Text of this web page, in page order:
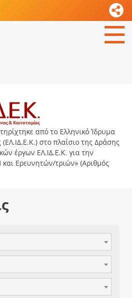
από το Ελληνικό Ίδρυμα
στο πλαίσιο της Δράσης
έργων ΕΛ.ΙΔ.Ε.Κ. για την
Ερευνητών/τριών» (Αριθμός